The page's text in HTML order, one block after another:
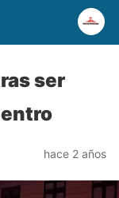
ser
hace 2 años